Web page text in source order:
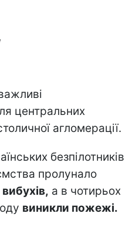
центральних
агломерації.
безпілотників
пролунало
а в чотирьох
виникли пожежі.